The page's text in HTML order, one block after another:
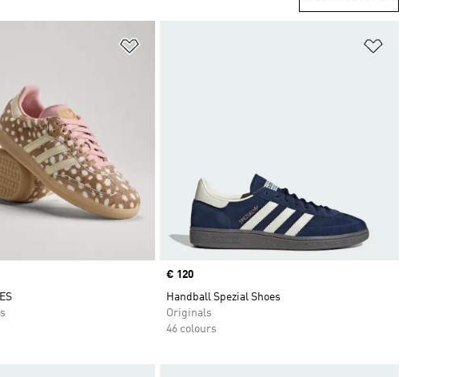
Price
€ 120
Handball Spezial Shoes
Originals
46 colours